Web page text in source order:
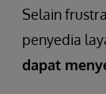
Selain
penyedia
dapat